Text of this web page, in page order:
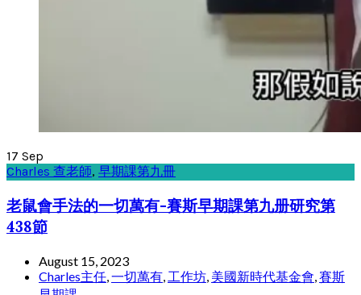
17 Sep
Charles 查老師, 早期課第九冊
老鼠會手法的一切萬有-賽斯早期課第九册研究第
438節
August 15, 2023
Charles主任 一切萬有 工作坊 美國新時代基金會 賽斯